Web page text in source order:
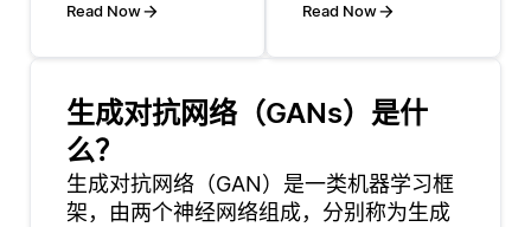
这样的群体智能
选解来初始化
的，这些候选解
通常被称为粒
子。每个粒子代
表了对正在解决
Read Now
误导开发者。一
没有服务器参
与。虽然确实是
础设施，但服务
器仍然在后台工
Read Now
生成对抗网络（GANs）是什
么？
生成对抗网络（GAN）是一类机器学习框
架，由两个神经网络组成，分别称为生成